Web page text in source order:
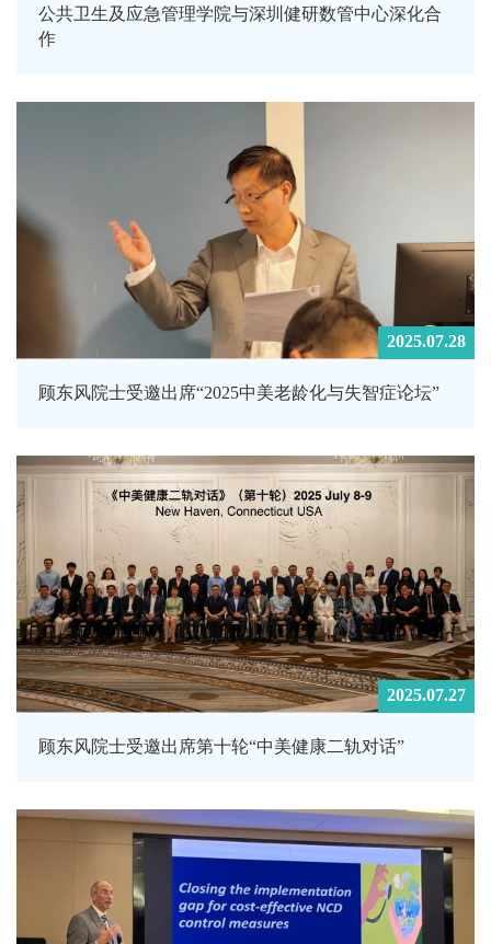
公共卫生及应急管理学院与深圳健研数管中心深化合
作
2025.07.28
顾东风院士受邀出席“2025中美老龄化与失智症论坛”
2025.07.27
顾东风院士受邀出席第十轮“中美健康二轨对话”